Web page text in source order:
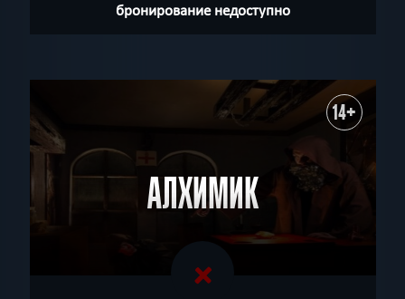
бронирование недоступно
14+
АЛХИМИК